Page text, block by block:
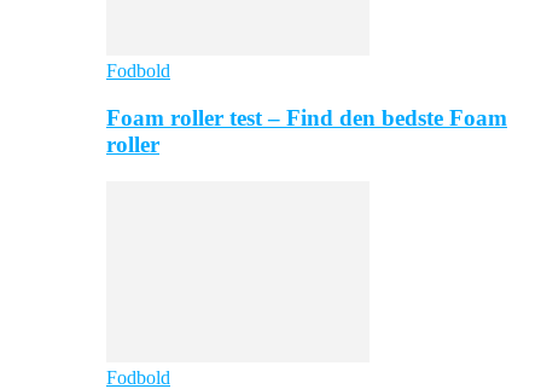
Fodbold
Foam roller test – Find den bedste Foam
roller
Fodbold